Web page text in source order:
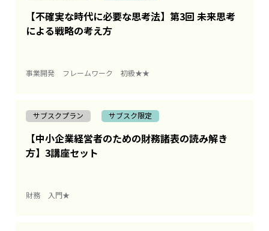
【不確実な時代に必要な思考法】第3回 未来思考
による戦略の考え方
事業開発 フレームワーク 初級★★
サブスクプラン サブスク限定
【中小企業経営者のための財務諸表の読み解き
方】3講座セット
財務 入門★